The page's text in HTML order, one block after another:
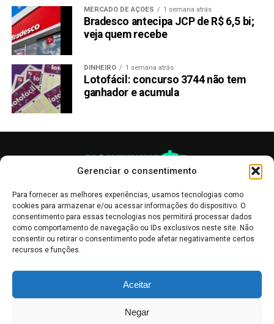
Gerenciar o consentimento
Para fornecer as melhores experiências, usamos tecnologias como
cookies para armazenar e/ou acessar informações do dispositivo. O
consentimento para essas tecnologias nos permitirá processar dados
como comportamento de navegação ou IDs exclusivos neste site. Não
consentir ou retirar o consentimento pode afetar negativamente certos
recursos e funções.
Aceitar
Negar
MERCADO DE AÇÕES 1 semana atrás
Bradesco antecipa JCP de R$ 6,5 bi;
veja quem recebe
DINHEIRO 1 semana atrás
Lotofácil: concurso 3744 não tem
ganhador e acumula
informativo, servindo como boletins de divulgação, e não devem ser
interpretadas como recomendações de investimento.Leia mais
Bolsa de Valores